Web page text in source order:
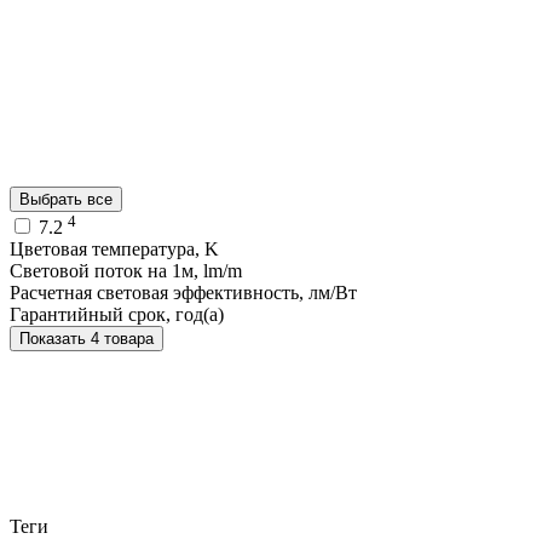
Выбрать все
7.2 4
Цветовая температура, K
Световой поток на 1м, lm/m
Расчетная световая эффективность, лм/Вт
Гарантийный срок, год(а)
Показать 4 товара
Теги